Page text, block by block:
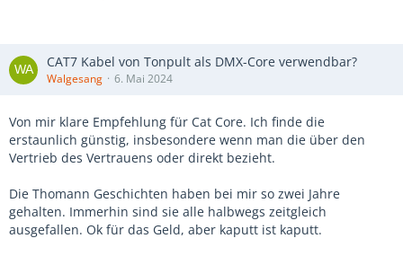
CAT7 Kabel von Tonpult als DMX-Core verwendbar?
Walgesang 6. Mai 2024
Von mir klare Empfehlung für Cat Core. Ich finde die
erstaunlich günstig, insbesondere wenn man die über den
Vertrieb des Vertrauens oder direkt bezieht.
Die Thomann Geschichten haben bei mir so zwei Jahre
gehalten. Immerhin sind sie alle halbwegs zeitgleich
ausgefallen. Ok für das Geld, aber kaputt ist kaputt.